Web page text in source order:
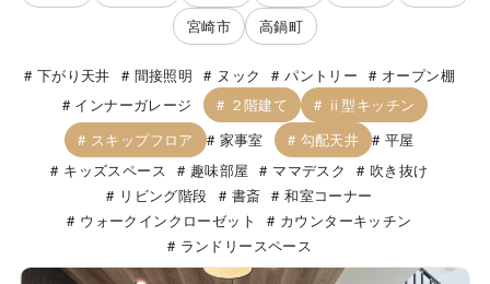
宮崎市
高鍋町
下がり天井 間接照明 ヌック パントリー
オープン棚
インナーガレージ
２階建て
ⅱ型キッチン
スキップフロア
家事室 勾配天井
平屋
キッズスペース
趣味部屋 ママデスク
吹き抜け
リビング階段
書斎
和室コーナー
ウォークインクローゼット
カウンターキッチン
ランドリースペース